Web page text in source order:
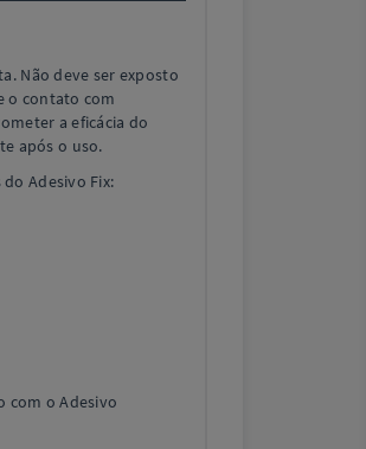
Não deve ser exposto
o contato com
a eficácia do
após o uso.
Adesivo Fix:
com o Adesivo